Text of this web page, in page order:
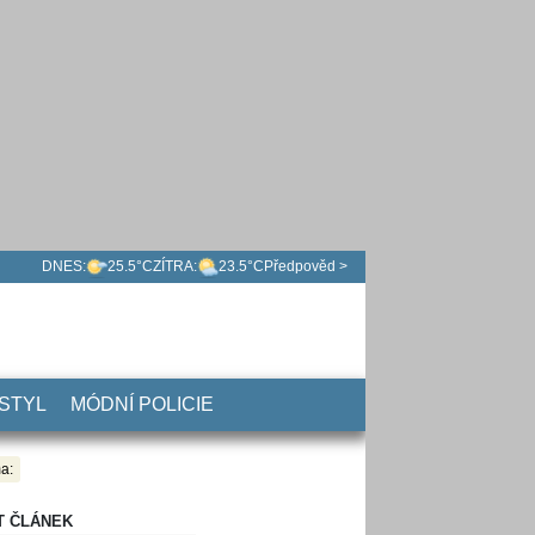
DNES: 25.5°CZÍTRA: 23.5°C Předpověd >
MÓDNÍ POLICIE
ČLÁNEK